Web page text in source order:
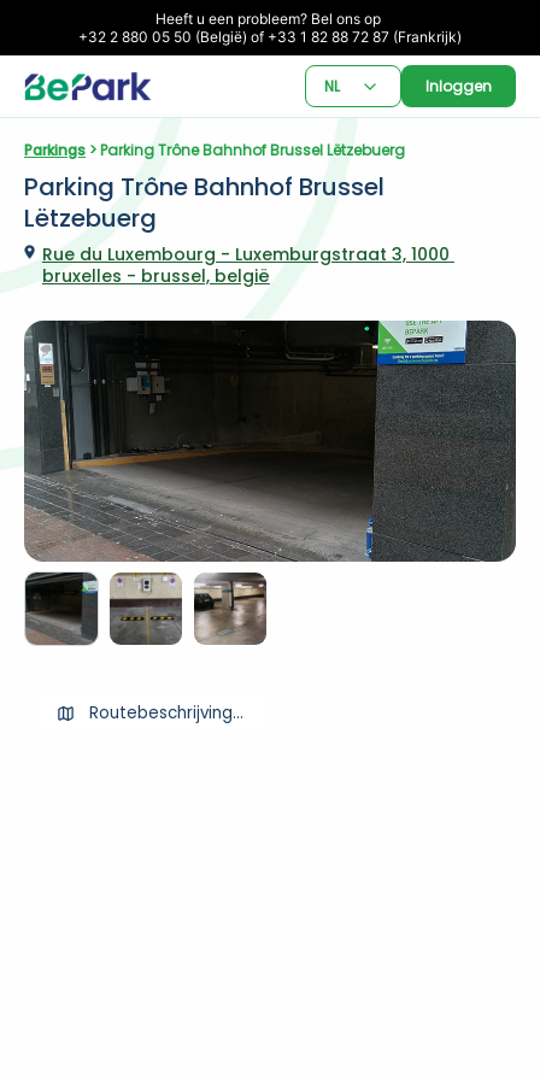
Heeft u een probleem? Bel ons op
+32 2 880 05 50 (België) of +33 1 82 88 72 87 (Frankrijk)
NL Inloggen
Parkings > Parking Trône Bahnhof Brussel Lëtzebuerg
Parking Trône Bahnhof Brussel
Lëtzebuerg
Rue du Luxembourg - Luxemburgstraat 3, 1000
bruxelles - brussel, belgië
Routebeschrijving ophalen